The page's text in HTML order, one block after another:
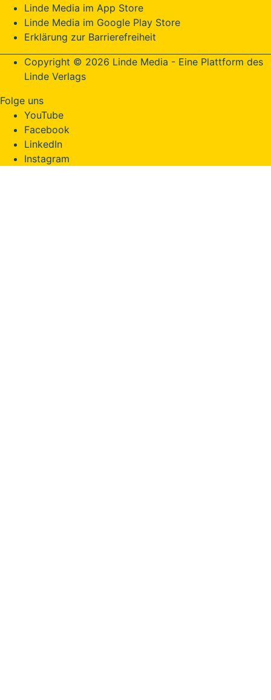
Linde Media im App Store
Linde Media im Google Play Store
Erklärung zur Barrierefreiheit
Copyright © 2026 Linde Media - Eine Plattform des
Linde Verlags
Folge uns
YouTube
Facebook
LinkedIn
Instagram